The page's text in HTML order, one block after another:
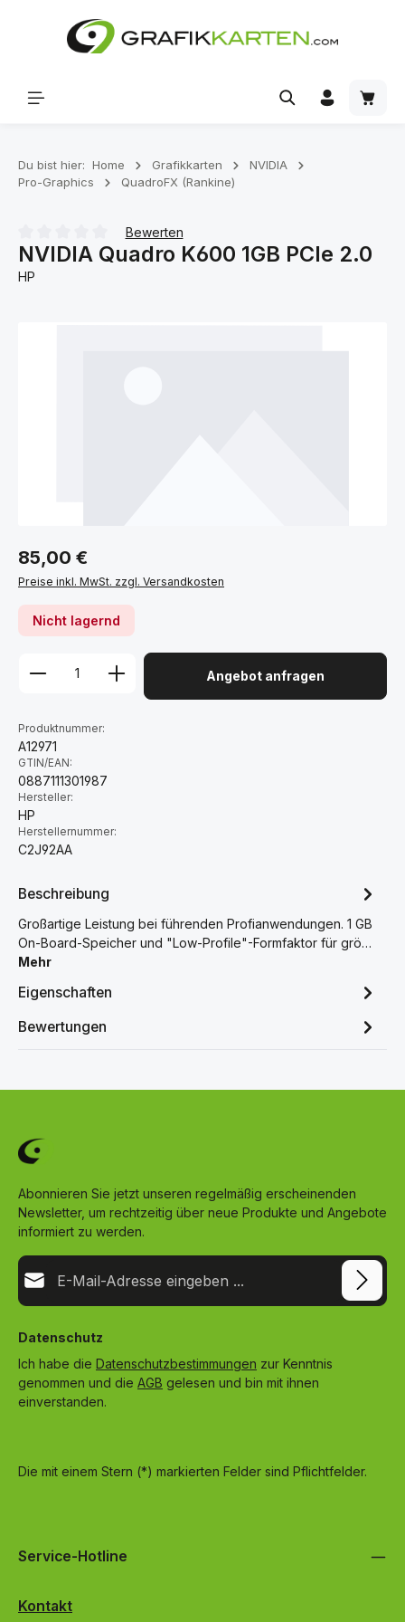
Zum Hauptinhalt springen
Du bist hier: Home Grafikkarten
NVIDIA
Pro-Graphics
QuadroFX (Rankine)
Durchschnittliche Bewertung von 0 von 5 Sternen
Bewerten
NVIDIA Quadro K600 1GB PCIe 2.0
HP
Regulärer Preis:
85,00 €
Preise inkl. MwSt. zzgl. Versandkosten
Nicht lagernd
Angebot anfragen
Produktnummer:
A12971
GTIN/EAN:
0887111301987
Hersteller:
HP
Herstellernummer:
C2J92AA
Beschreibung
Großartige Leistung bei führenden Profianwendungen. 1 GB
On-Board-Speicher und "Low-Profile"-Formfaktor für grö…
Mehr
Eigenschaften
Bewertungen
Abonnieren Sie jetzt unseren regelmäßig erscheinenden
Newsletter, um rechtzeitig über neue Produkte und Angebote
informiert zu werden.
E-Mail-Adresse*
Datenschutz
Ich habe die Datenschutzbestimmungen zur Kenntnis
genommen und die AGB gelesen und bin mit ihnen
einverstanden.
Die mit einem Stern (*) markierten Felder sind Pflichtfelder.
Service-Hotline
Kontakt